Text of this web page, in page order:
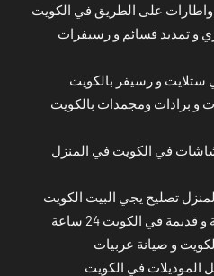
واطارات على الطريق في الكويت
و تمديد قسائم و رسيفرات
و رسيفر بالكويت
و برادات ومجمدات بالكويت
في الكويت في المنزل
تصليح يجي البيت الكويت
في الكويت 24 ساعة
و صيانة عربيات
في الكويت